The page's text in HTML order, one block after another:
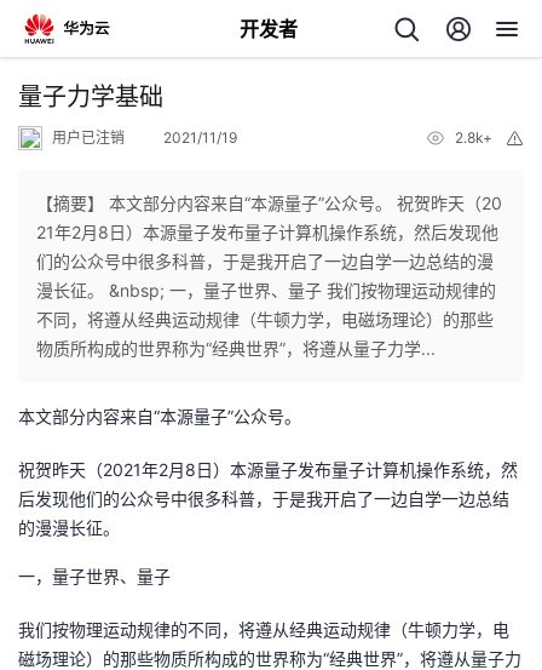
开发者
返
个
人
主
页
我
的
开
发
者
我
量子力学基础
用户已注销 2021/11/19 2.8k+
【摘要】 本文部分内容来自“本源量子”公众号。 祝贺昨天（20
21年2月8日）本源量子发布量子计算机操作系统，然后发现他
们的公众号中很多科普，于是我开启了一边自学一边总结的漫
漫长征。 &nbsp; 一，量子世界、量子 我们按物理运动规律的
不同，将遵从经典运动规律（牛顿力学，电磁场理论）的那些
物质所构成的世界称为“经典世界”，将遵从量子力学...
本文部分内容来自“本源量子”公众号。
祝贺昨天（2021年2月8日）本源量子发布量子计算机操作系统，然
后发现他们的公众号中很多科普，于是我开启了一边自学一边总结
的漫漫长征。
一，量子世界、量子
我们按物理运动规律的不同，将遵从经典运动规律（牛顿力学，电
磁场理论）的那些物质所构成的世界称为“经典世界”，将遵从量子力